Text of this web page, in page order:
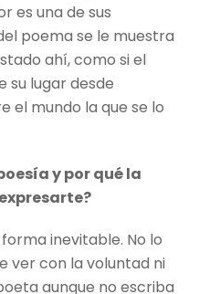
es una de sus
poema se le muestra
ahí, como si el
su lugar desde
el mundo la que se lo
y por qué la
inevitable. No lo
ver con la voluntad ni
aunque no escriba